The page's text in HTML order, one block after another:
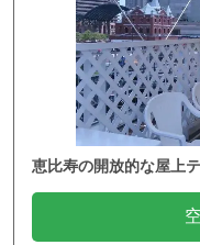
恵比寿の開放的な屋上